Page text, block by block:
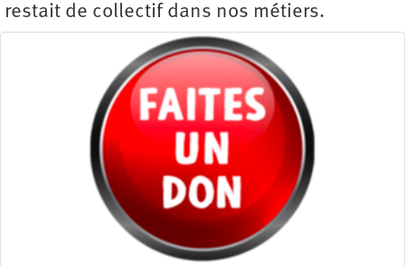
restait de collectif dans nos métiers.